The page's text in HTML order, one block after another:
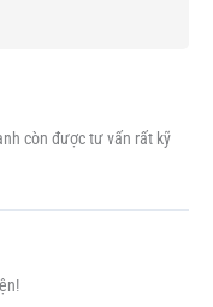
còn được tư vấn rất kỹ